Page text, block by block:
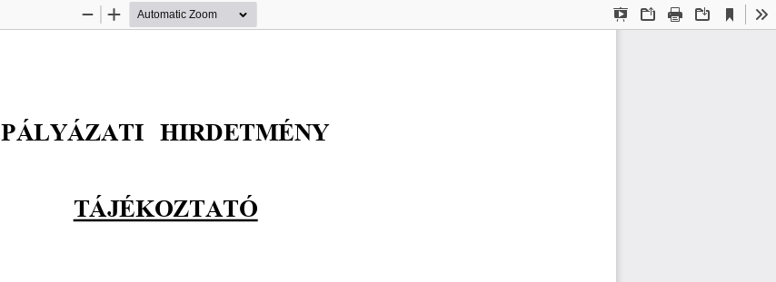
Presentation
OpenPrint Download
Current
View
Zoom
Zoom
PÁLYÁZATI HIRDETMÉNY
TÁJÉKOZTATÓ